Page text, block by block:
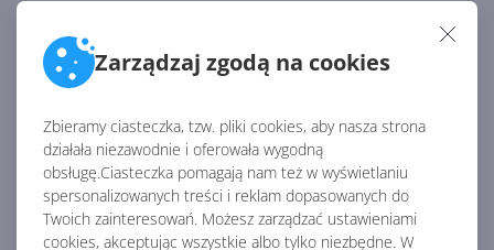
Zarządzaj zgodą na cookies
Zbieramy ciasteczka, tzw. pliki cookies, aby nasza strona
działała niezawodnie i oferowała wygodną
obsługę.Ciasteczka pomagają nam też w wyświetlaniu
spersonalizowanych treści i reklam dopasowanych do
Twoich zainteresowań. Możesz zarządzać ustawieniami
cookies, akceptując wszystkie albo tylko niezbędne. W
AKTUALNOŚCI Z KATEGORII DIRECTX
Diablo IV kolejną grą PC z
obsługą DirectStorage